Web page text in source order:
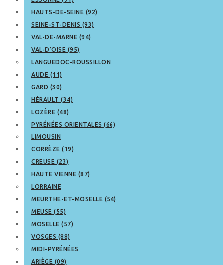
HAUTS-DE-SEINE (92)
SEINE-ST-DENIS (93)
VAL-DE-MARNE (94)
VAL-D’OISE (95)
LANGUEDOC-ROUSSILLON
AUDE (11)
GARD (30)
HÉRAULT (34)
LOZÈRE (48)
PYRÉNÉES ORIENTALES (66)
LIMOUSIN
CORRÈZE (19)
CREUSE (23)
HAUTE VIENNE (87)
LORRAINE
MEURTHE-ET-MOSELLE (54)
MEUSE (55)
MOSELLE (57)
VOSGES (88)
MIDI-PYRÉNÉES
ARIÈGE (09)